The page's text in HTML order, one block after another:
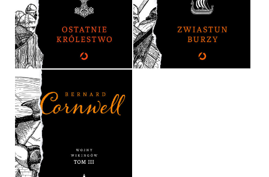
OPRAWA TWARDA
54,90 ZŁ
OPRAWA TWARDA
54,90 ZŁ
PANOWIE PÓŁNOCY
BERNARD CORNWELL